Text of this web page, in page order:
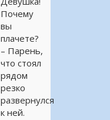
Почему
вы
плачете?
– Парень,
что стоял
рядом
резко
развернулся
к ней.